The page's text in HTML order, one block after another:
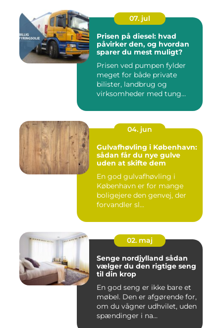
07. jul
Prisen på diesel: hvad
påvirker den, og hvordan
sparer du mest muligt?
Prisen ved pumpen fylder
meget for både private
bilister, landbrug og
virksomheder med tung
04. jun
Gulvafhøvling i København:
sådan får du nye gulve
uden at skifte dem
En god gulvafhøvling i
København er for mange
boligejere den genvej, der
forvandler sl...
02. maj
Senge nordjylland sådan
vælger du den rigtige seng
til din krop
En god seng er ikke bare et
møbel. Den er afgørende for,
om du vågner udhvilet, uden
spændinger i na...